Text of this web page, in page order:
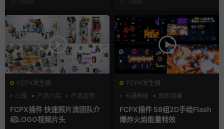
FCPX发生器
三维
产品介绍 产品宣传
FCPX插件 快速照片流团队介
绍LOGO视频片头
FCPX发生器
卡通模板
图形动画
手绘风
FCPX插件 58组2D手绘Flash
爆炸火焰能量特效